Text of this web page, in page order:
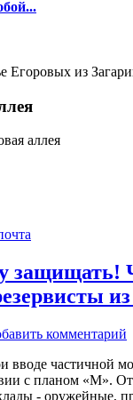
Егоровых из
защищать!
комментарий
вводе частичной
с планом «М».
- оружейные,